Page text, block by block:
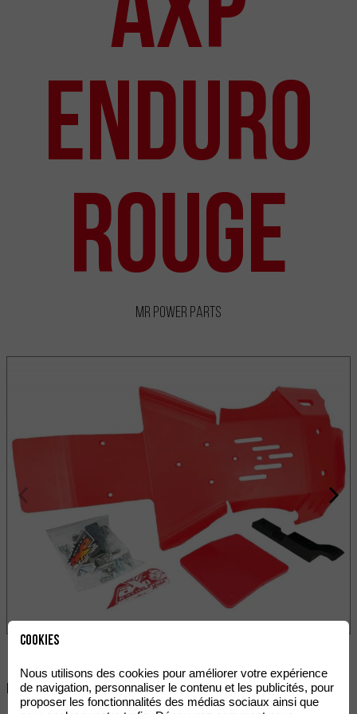
Enduro
Rouge
MR Power Parts
Partager:
Cookies
Nous utilisons des cookies pour améliorer votre expérience
de navigation, personnaliser le contenu et les publicités, pour
proposer les fonctionnalités des médias sociaux ainsi que